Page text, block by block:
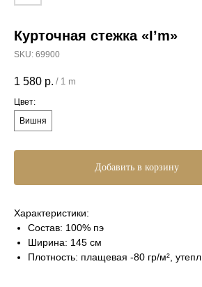
Курточная стежка «I’m»
SKU: 69900
1 580 р. / 1 m
Цвет:
Вишня
Добавить в корзину
Характеристики:
Состав: 100% пэ
Ширина: 145 см
Плотность: плащевая -80 гр/м²,